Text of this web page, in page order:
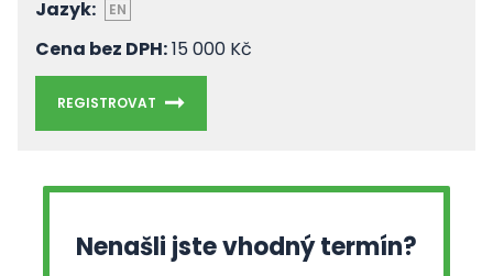
Jazyk:
EN
Cena bez DPH:15 000 Kč
REGISTROVAT
Nenašli jste vhodný termín?